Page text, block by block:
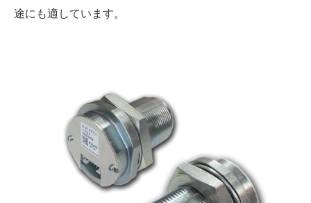
途にも適しています。